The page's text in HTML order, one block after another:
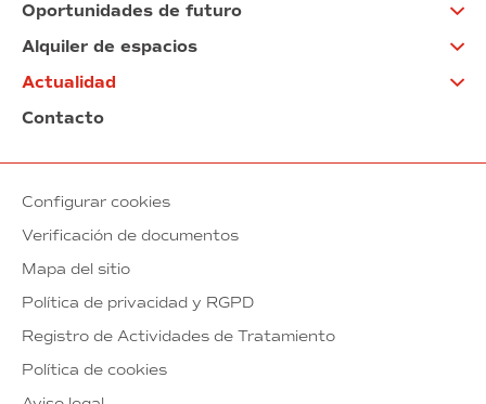
Oportunidades de futuro
Alquiler de espacios
Actualidad
Contacto
Configurar cookies
Verificación de documentos
Mapa del sitio
Política de privacidad y RGPD
Registro de Actividades de Tratamiento
Política de cookies